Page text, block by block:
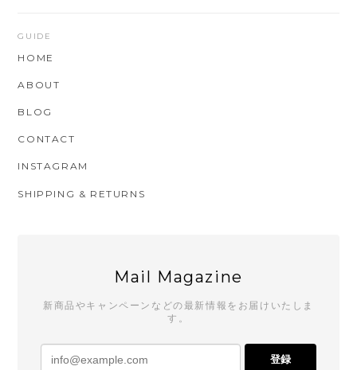
GUIDE
HOME
ABOUT
BLOG
CONTACT
INSTAGRAM
SHIPPING & RETURNS
Mail Magazine
新商品やキャンペーンなどの最新情報をお届けいたしま
す。
登録